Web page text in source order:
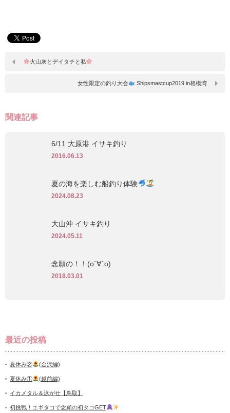
火山灰とデイタチと私
女性限定の釣り大会 Shipsmastcup2019 in相模湾
関連記事
6/11 大原港 イサキ釣り
2016.06.13
夏の海を楽しむ船釣り体験
2024.08.23
大山沖 イサキ釣り
2024.05.11
念願の！！(о´∀`о)
2018.03.01
最近の投稿
夏休み② (金沢編)
夏休み① (越前編)
イカメタル＆泳がせ【鳥取】
初挑戦！エギタコで念願の初タコGET